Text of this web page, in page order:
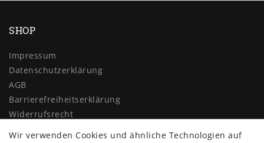
SHOP
Impressum
Daten­schutz­erklärung
AGB
Barrierefreiheitserklärung
Widerrufs­recht
Vertrag widerrufen
Wir verwenden Cookies und ähnliche Technologien auf